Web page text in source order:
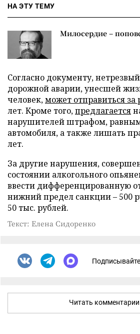
НА ЭТУ ТЕМУ
Милосердие –
Согласно документу,
дорожной аварии, унесшей
человек,может отправиться за
лет. Кроме того,предлагается
нарушителей штрафом,
автомобиля, а также лишать
лет.
За другие нарушения,
состоянии алкогольного
ввести дифференцированную
нижний предел санкции – 500
50 тыс. рублей.
Текст: Елена Сидоренко
Читать комментарии